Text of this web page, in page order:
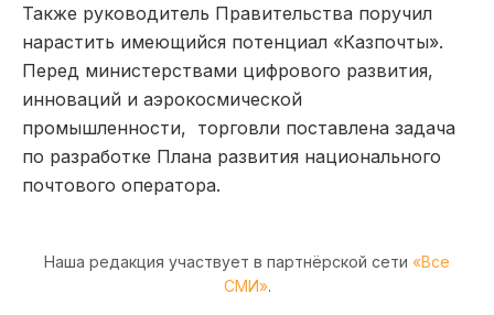
Также руководитель Правительства поручил
нарастить имеющийся потенциал «Казпочты».
Перед министерствами цифрового развития,
инноваций и аэрокосмической
промышленности, торговли поставлена задача
по разработке Плана развития национального
почтового оператора.
Наша редакция участвует в партнёрской сети «Все
СМИ».